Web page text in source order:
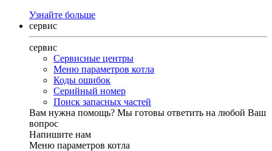
Узнайте больше
сервис
сервис
Сервисные центры
Меню параметров котла
Коды ошибок
Серийный номер
Поиск запасных частей
Вам нужна помощь? Мы готовы ответить на любой Ваш
вопрос
Напишите нам
Меню параметров котла